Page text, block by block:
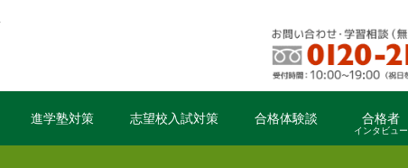
進学塾対策 志望校入試対策 合格体験談 合格者
インタビュー